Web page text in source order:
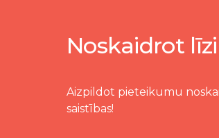
Noskaidrot
Aizpildot pieteikumu
saistības!